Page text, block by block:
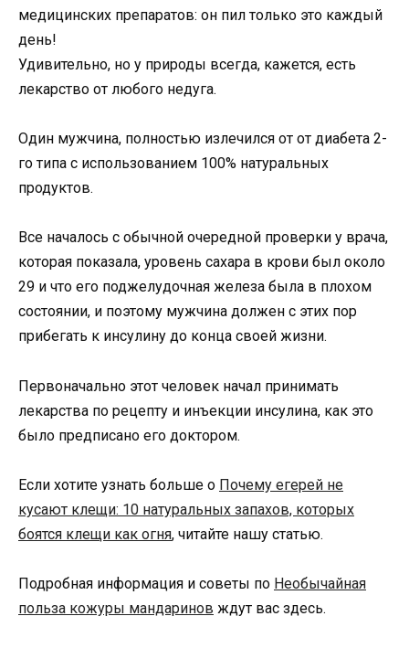
медицинских препаратов: он пил только это каждый
день!
Удивительно, но у природы всегда, кажется, есть
лекарство от любого недуга.
Один мужчина, полностью излечился от от диабета 2-
го типа с использованием 100% натуральных
продуктов.
Все началось с обычной очередной проверки у врача,
которая показала, уровень сахара в крови был около
29 и что его поджелудочная железа была в плохом
состоянии, и поэтому мужчина должен с этих пор
прибегать к инсулину до конца своей жизни.
Первоначально этот человек начал принимать
лекарства по рецепту и инъекции инсулина, как это
было предписано его доктором.
Если хотите узнать больше о Почему егерей не
кусают клещи: 10 натуральных запахов, которых
боятся клещи как огня, читайте нашу статью.
Подробная информация и советы по Необычайная
польза кожуры мандаринов ждут вас здесь.